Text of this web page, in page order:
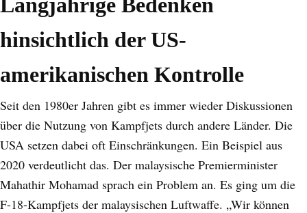
hinsichtlich der US-
amerikanischen Kontrolle
Seit den 1980er Jahren gibt es immer wieder Diskussionen
über die Nutzung von Kampfjets durch andere Länder. Die
USA setzen dabei oft Einschränkungen. Ein Beispiel aus
2020 verdeutlicht das. Der malaysische Premierminister
Mahathir Mohamad sprach ein Problem an. Es ging um die
F-18-Kampfjets der malaysischen Luftwaffe. „Wir können